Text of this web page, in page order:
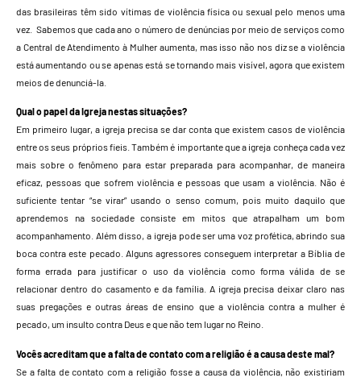
das brasileiras têm sido vítimas de violência física ou sexual pelo menos uma
vez. Sabemos que cada ano o número de denúncias por meio de serviços como
a Central de Atendimento à Mulher aumenta, mas isso não nos diz se a violência
está aumentando ou se apenas está se tornando mais visível, agora que existem
meios de denunciá-la.
Qual o papel da Igreja nestas situações?
Em primeiro lugar, a igreja precisa se dar conta que existem casos de violência
entre os seus próprios fieis. Também é importante que a igreja conheça cada vez
mais sobre o fenômeno para estar preparada para acompanhar, de maneira
eficaz, pessoas que sofrem violência e pessoas que usam a violência. Não é
suficiente tentar “se virar” usando o senso comum, pois muito daquilo que
aprendemos na sociedade consiste em mitos que atrapalham um bom
acompanhamento. Além disso, a igreja pode ser uma voz profética, abrindo sua
boca contra este pecado. Alguns agressores conseguem interpretar a Bíblia de
forma errada para justificar o uso da violência como forma válida de se
relacionar dentro do casamento e da família. A igreja precisa deixar claro nas
suas pregações e outras áreas de ensino que a violência contra a mulher é
pecado, um insulto contra Deus e que não tem lugar no Reino.
Vocês acreditam que a falta de contato com a religião é a causa deste mal?
Se a falta de contato com a religião fosse a causa da violência, não existiriam